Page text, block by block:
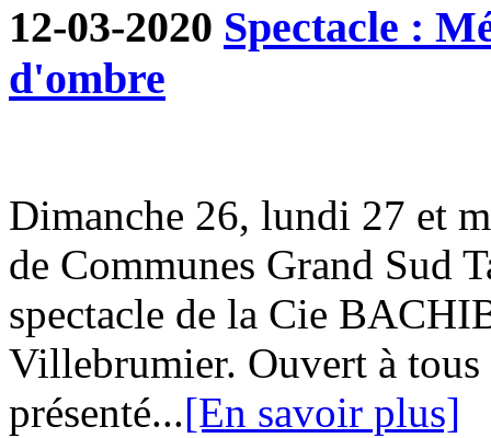
12-03-2020 Spectacle :
d'ombre
Dimanche 26, lundi 27 et
de Communes Grand Sud
spectacle de la Cie
Villebrumier. Ouvert à tous
présenté...[En savoir plus]